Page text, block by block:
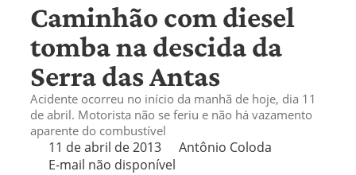
Caminhão com diesel
tomba na descida da
Serra das Antas
Acidente ocorreu no início da manhã de hoje, dia 11
de abril. Motorista não se feriu e não há vazamento
aparente do combustível
11 de abril de 2013
Antônio Coloda
E-mail não disponível